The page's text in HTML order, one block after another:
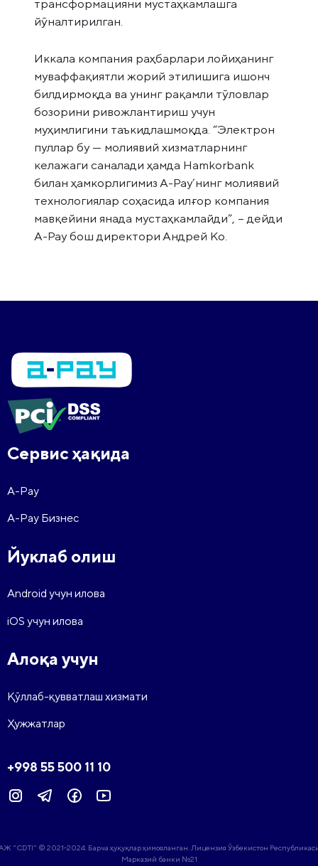
трансформацияни мустаҳкамлашга
йўналтирилган.
Иккала компания раҳбарлари лойиҳанинг
муваффақиятли жорий этилишига ишонч
билдирмоқда ва унинг рақамли тўловлар
бозорини ривожлантириш учун
муҳимлигини таъкидлашмоқда. “Электрон
пуллар бу — молиявий хизматларнинг
келажаги саналади ҳамда Hamkorbank
билан ҳамкорлигимиз А-Pay’нинг молиявий
технологиялар соҳасида илғор компания
мавқейини янада мустаҳкамлайди”, – дейди
А-Pay бош директори Андрей Ко.
Сервис ҳақида
A-Pay
A-Pay Бизнес
Йуклаб олиш
Android учун илова
iOS учун илова
Алоқа учун
Қўллаб-қувватлаш хизмати
Ҳужжатлар
+998 55 500 11 10
"CDTI" © 2021-2024. Барча ҳуқуқлар ҳимояланган. Лицензия Ўзбекистон
Марказий банки №21